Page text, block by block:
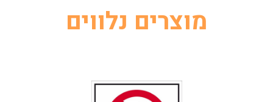
מוצרים נלווים